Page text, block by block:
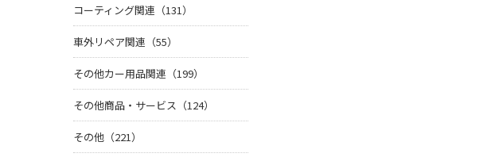
コーティング関連（131）
車外リペア関連（55）
その他カー用品関連（199）
その他商品・サービス（124）
その他（221）